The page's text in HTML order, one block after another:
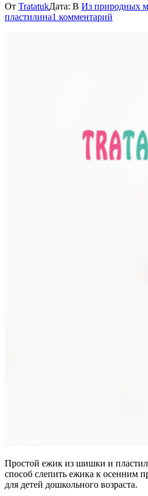
От TratatukДата: В Из природных
пластилина1 комментарий
Простой ежик из шишки и
способ слепить ежика к осенним
для детей дошкольного возраста.